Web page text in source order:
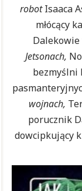
robotIsaaca
młócący
Dalekowie
Jetsonach,
bezmyślni
wojnach,
porucznik
dowcipkujący